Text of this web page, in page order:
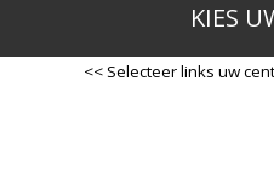
KIES
<< Selecteer links uw